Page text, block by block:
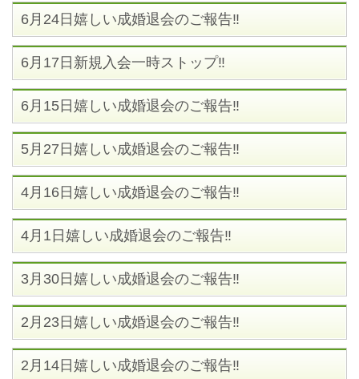
6月24日嬉しい成婚退会のご報告‼
6月17日新規入会一時ストップ‼
6月15日嬉しい成婚退会のご報告‼
5月27日嬉しい成婚退会のご報告‼
4月16日嬉しい成婚退会のご報告‼
4月1日嬉しい成婚退会のご報告‼
3月30日嬉しい成婚退会のご報告‼
2月23日嬉しい成婚退会のご報告‼
2月14日嬉しい成婚退会のご報告‼